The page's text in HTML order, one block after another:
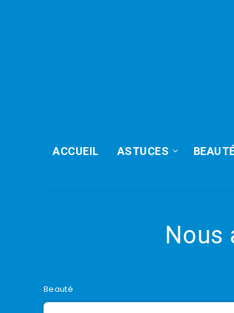
ACCUEIL ASTUCES
Nous
Beauté